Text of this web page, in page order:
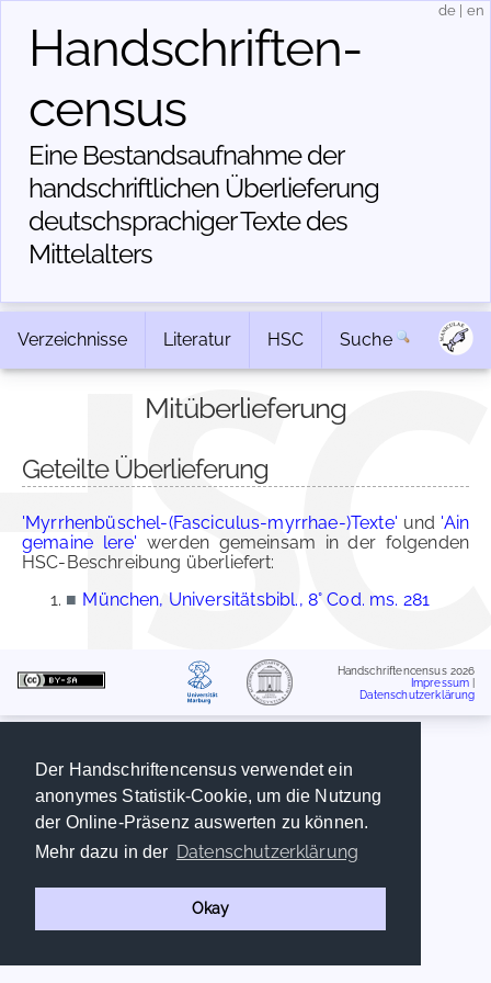
Der Handschriftencensus verwendet ein
anonymes Statistik-Cookie, um die Nutzung
der Online-Präsenz auswerten zu können.
Mehr dazu in der Datenschutzerklärung
Okay
Handschriften­
census
Eine Bestandsaufnahme der
handschriftlichen Über­lieferung
deutschsprachiger Texte des
Mittelalters
de en
Verzeichnisse Literatur HSC Suche
Mitüberlieferung
Geteilte Überlieferung
'Myrrhenbüschel-(Fasciculus-myrrhae-)Texte' und 'Ain
gemaine lere' werden gemeinsam in der folgenden
HSC-Beschreibung überliefert:
■ München, Universitätsbibl., 8° Cod. ms. 281
Handschriftencensus 2026
Impressum
Datenschutzerklärung